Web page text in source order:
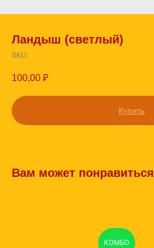
Ландыш (светлый)
SKU:
100,00 ₽
Купить
Вам может понравиться
КОМБО